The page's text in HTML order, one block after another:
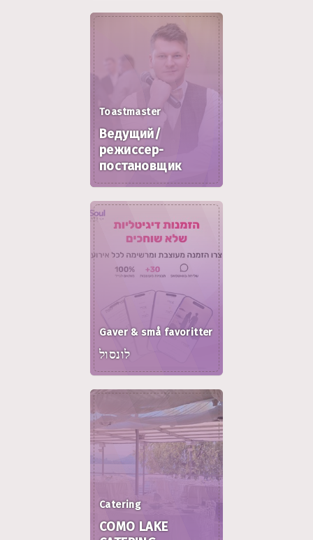
Toastmaster
Ведущий/
режиссер-
постановщик
Gaver & små favoritter
לונסול
Catering
COMO LAKE